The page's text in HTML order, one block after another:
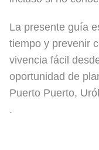
La presente guía
tiempo y prevenir
vivencia fácil
oportunidad de
Puerto Puerto,
.